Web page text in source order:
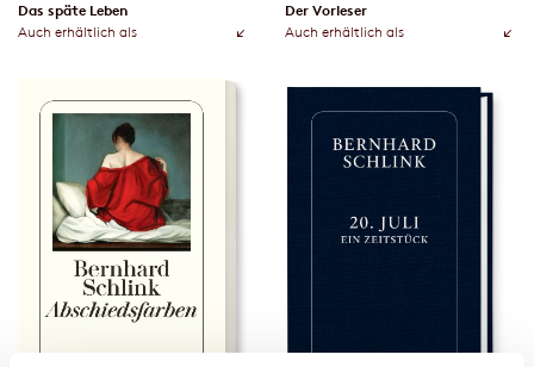
Das späte Leben
Auch erhältlich als
Der Vorleser
Auch erhältlich als